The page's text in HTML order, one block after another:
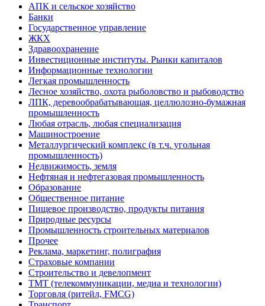
АПК и сельское хозяйство
Банки
Государственное управление
ЖКХ
Здравоохранение
Инвестиционные институты. Рынки капиталов
Информационные технологии
Легкая промышленность
Лесное хозяйство, охота рыболовство и рыбоводство
ЛПК, деревообрабатывающая, целлюлозно-бумажная
промышленность
Любая отрасль, любая специализация
Машиностроение
Металлургический комплекс (в т.ч. угольная
промышленность)
Недвижимость, земля
Нефтяная и нефтегазовая промышленность
Образование
Общественное питание
Пищевое производство, продукты питания
Природные ресурсы
Промышленность строительных материалов
Прочее
Реклама, маркетинг, полиграфия
Страховые компании
Строительство и девелопмент
ТМТ (телекоммуникации, медиа и технологии)
Торговля (ритейл, FMCG)